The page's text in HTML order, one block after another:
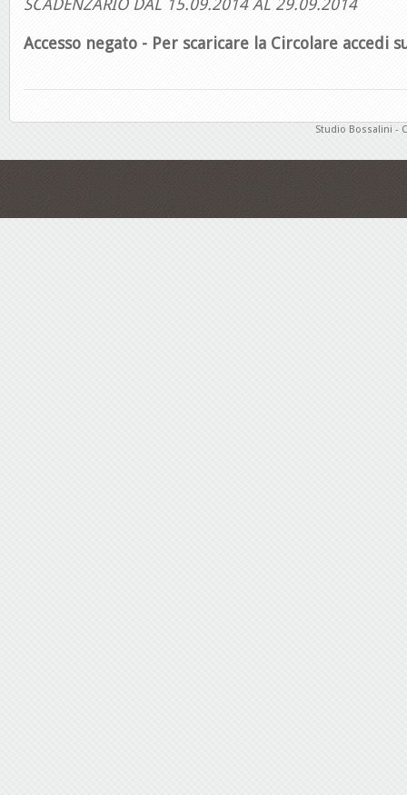
SCADENZARIO DAL 15.09.2014 AL 29.09.2014
Accesso negato - Per scaricare la Circolare accedi
Studio Bossalini -